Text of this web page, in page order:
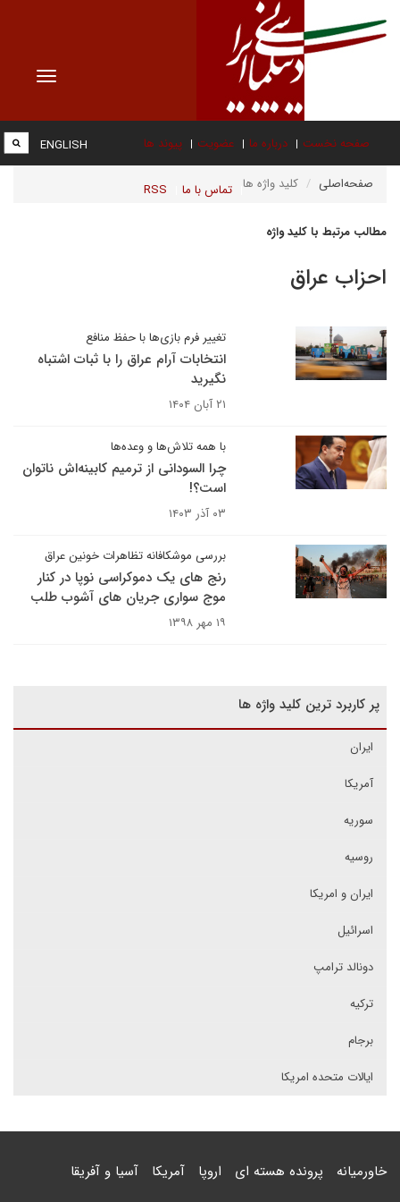
Toggle
صفحه نخست درباره ما عضویت پیوند ها
تماس با ما RSS
ENGLISH
صفحه‌اصلی کلید واژه ها
مطالب مرتبط با کلید واژه
احزاب عراق
تغییر فرم بازی‌ها با حفظ منافع
انتخابات آرام عراق را با ثبات اشتباه
نگیرید
۲۱ آبان ۱۴۰۴
با همه تلاش‌ها و وعده‌ها
چرا السودانی از ترمیم کابینه‌اش ناتوان
است؟!
۰۳ آذر ۱۴۰۳
بررسی موشکافانه تظاهرات خونین عراق
رنج های یک دموکراسی نوپا در کنار
موج سواری جریان های آشوب طلب
۱۹ مهر ۱۳۹۸
پر کاربرد ترین کلید واژه ها
ایران
آمریکا
سوریه
روسیه
ایران و امریکا
اسرائیل
دونالد ترامپ
ترکیه
برجام
ایالات متحده امریکا
خاورمیانه پرونده هسته ای اروپا آمریکا آسیا و آفریقا